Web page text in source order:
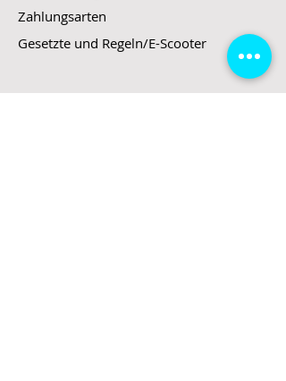
Zahlungsarten
Gesetzte und Regeln/E-Scooter